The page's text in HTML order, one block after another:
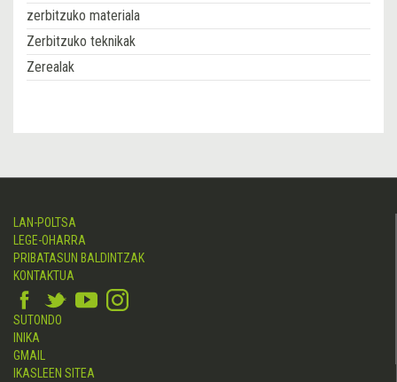
zerbitzuko materiala
Zerbitzuko teknikak
Zerealak
LAN-POLTSA
LEGE-OHARRA
PRIBATASUN BALDINTZAK
KONTAKTUA
SUTONDO
INIKA
GMAIL
IKASLEEN SITEA